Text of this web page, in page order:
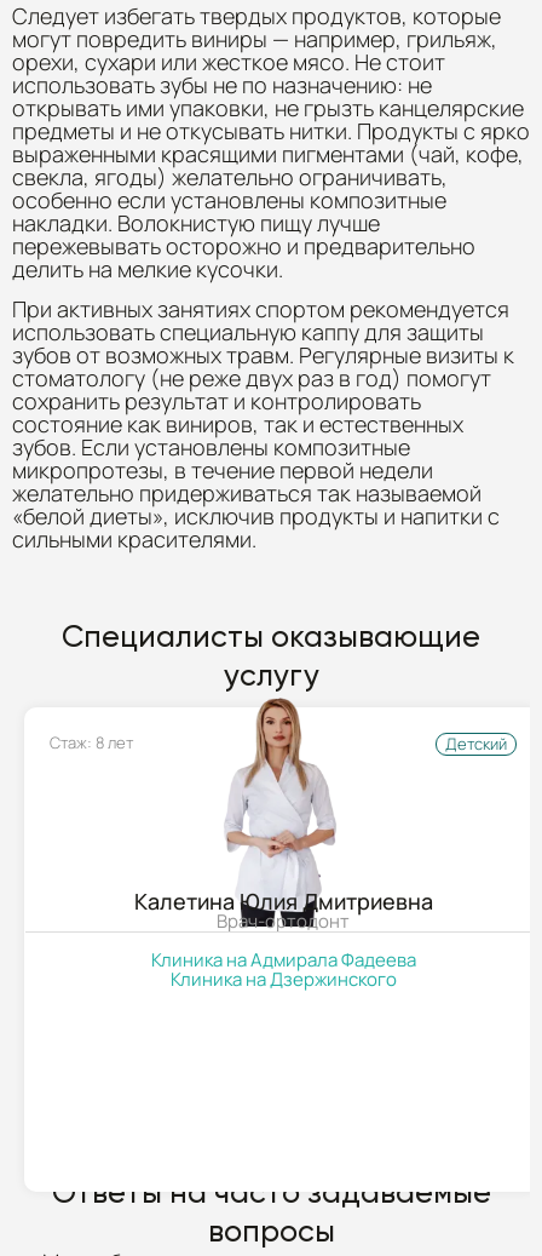
Следует избегать твердых продуктов, которые
могут повредить виниры — например, грильяж,
орехи, сухари или жесткое мясо. Не стоит
использовать зубы не по назначению: не
открывать ими упаковки, не грызть канцелярские
предметы и не откусывать нитки. Продукты с ярко
выраженными красящими пигментами (чай, кофе,
свекла, ягоды) желательно ограничивать,
особенно если установлены композитные
накладки. Волокнистую пищу лучше
пережевывать осторожно и предварительно
делить на мелкие кусочки.
При активных занятиях спортом рекомендуется
использовать специальную каппу для защиты
зубов от возможных травм. Регулярные визиты к
стоматологу (не реже двух раз в год) помогут
сохранить результат и контролировать
состояние как виниров, так и естественных
зубов. Если установлены композитные
микропротезы, в течение первой недели
желательно придерживаться так называемой
«белой диеты», исключив продукты и напитки с
сильными красителями.
Специалисты оказывающие
услугу
Стаж: 8 лет Детский
Калетина Юлия Дмитриевна
Врач-ортодонт
Клиника на Адмирала Фадеева
Клиника на Дзержинского
Ответы на часто задаваемые
вопросы